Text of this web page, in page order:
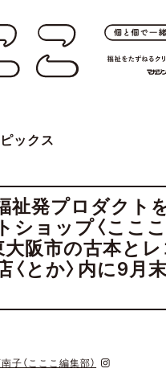
ックス
祉発プロダクト
ショップ〈ここ
大阪市の古本と
〈とか〉内に9月
子（こここ編集部）